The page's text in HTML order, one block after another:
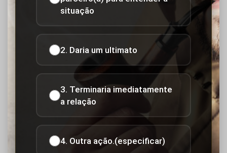
situação
2. Daria um ultimato
3. Terminaria imediatamente
a relação
4. Outra ação.(especificar)